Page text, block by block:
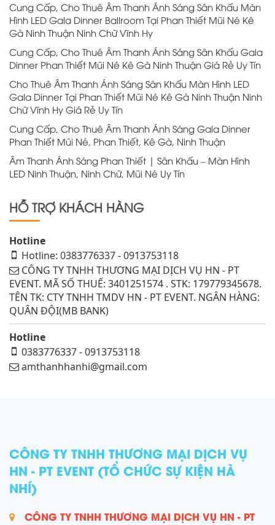
Cung Cấp, Cho Thuê Âm Thanh Ánh Sáng Sân Khấu Màn
Hình LED Gala Dinner Ballroom Tại Phan Thiết Mũi Né Kê
Gà Ninh Thuận Ninh Chữ Vĩnh Hy
Cung Cấp, Cho Thuê Âm Thanh Ánh Sáng Sân Khấu Gala
Dinner Phan Thiết Mũi Né Kê Gà Ninh Thuận Giá Rẻ Uy Tín
Cho Thuê Âm Thanh Ánh Sáng Sân Khấu Màn Hình LED
Gala Dinner Tại Phan Thiết Mũi Né Kê Gà Ninh Thuận Ninh
Chữ Vĩnh Hy Giá Rẻ Uy Tín
Cung Cấp, Cho Thuê Âm Thanh Ánh Sáng Gala Dinner
Phan Thiết Mũi Né, Phan Thiết, Kê Gà, Ninh Thuận
Âm Thanh Ánh Sáng Phan Thiết | Sân Khấu – Màn Hình
LED Ninh Thuận, Ninh Chữ, Mũi Né Uy Tín
HỖ TRỢ KHÁCH HÀNG
Hotline
Hotline: 0383776337 - 0913753118
CÔNG TY TNHH THƯƠNG MẠI DỊCH VỤ HN - PT
EVENT. MÃ SỐ THUẾ: 3401251574 . STK: 179779345678.
TÊN TK: CTY TNHH TMDV HN - PT EVENT. NGÂN HÀNG:
QUÂN ĐỘI(MB BANK)
Hotline
0383776337 - 0913753118
amthanhhanhi@gmail.com
CÔNG TY TNHH THƯƠNG MẠI DỊCH VỤ
HN - PT EVENT (TỔ CHỨC SỰ KIỆN HÀ
NHÍ)
CÔNG TY TNHH THƯƠNG MẠI DỊCH VỤ HN - PT